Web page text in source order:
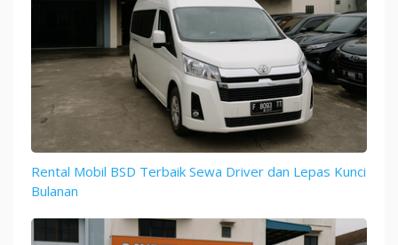
Rental Mobil BSD Terbaik Sewa Driver dan Lepas Kunci
Bulanan